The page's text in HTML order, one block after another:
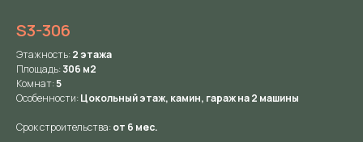
S3-306
Этажность:2 этажа
Площадь:306 м2
Комнат:5
Особенности:Цокольный этаж, камин, гараж на 2 машины
Срок строительства:от 6 мес.